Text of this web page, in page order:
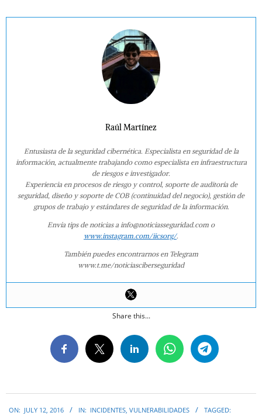
Raúl Martínez
Entusiasta de la seguridad cibernética. Especialista en seguridad de la
información, actualmente trabajando como especialista en infraestructura
de riesgos e investigador.
Experiencia en procesos de riesgo y control, soporte de auditoría de
seguridad, diseño y soporte de COB (continuidad del negocio), gestión de
grupos de trabajo y estándares de seguridad de la información.
Envía tips de noticias a info@noticiasseguridad.com o
www.instagram.com/iicsorg/.
También puedes encontrarnos en Telegram
www.t.me/noticiasciberseguridad
Share this...
ON: JULY 12, 2016 IN: INCIDENTES, VULNERABILIDADES
TAGGED: